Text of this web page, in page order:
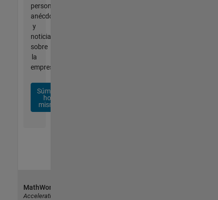
personalizadas,
anécdotas
y
noticias
sobre
la
empresa.
Súmese
hoy
mismo
MathWorks
Accelerating